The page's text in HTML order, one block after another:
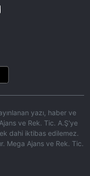
yazı, haber ve
ve Rek. Tic. A.Ş'ye
dahi iktibas edilemez.
Mega Ajans ve Rek. Tic.